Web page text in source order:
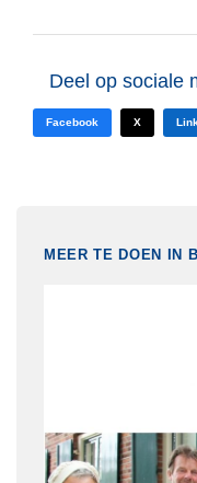
Deel op sociale
Facebook X
MEER TE DOEN IN